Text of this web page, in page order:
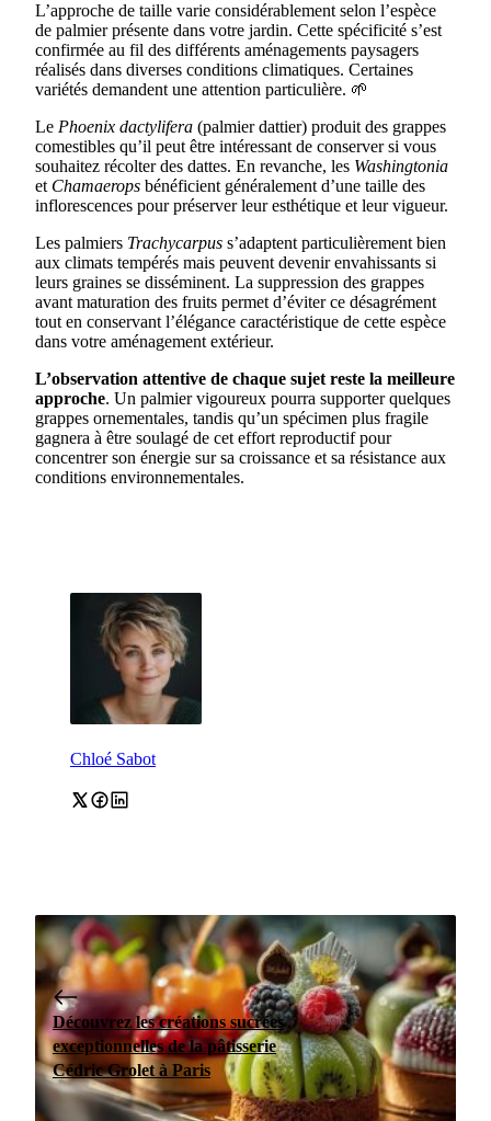
L’approche de taille varie considérablement selon l’espèce
de palmier présente dans votre jardin. Cette spécificité s’est
confirmée au fil des différents aménagements paysagers
réalisés dans diverses conditions climatiques. Certaines
variétés demandent une attention particulière. 🌱
Le Phoenix dactylifera (palmier dattier) produit des grappes
comestibles qu’il peut être intéressant de conserver si vous
souhaitez récolter des dattes. En revanche, les Washingtonia
et Chamaerops bénéficient généralement d’une taille des
inflorescences pour préserver leur esthétique et leur vigueur.
Les palmiers Trachycarpus s’adaptent particulièrement bien
aux climats tempérés mais peuvent devenir envahissants si
leurs graines se disséminent. La suppression des grappes
avant maturation des fruits permet d’éviter ce désagrément
tout en conservant l’élégance caractéristique de cette espèce
dans votre aménagement extérieur.
L’observation attentive de chaque sujet reste la meilleure
approche. Un palmier vigoureux pourra supporter quelques
grappes ornementales, tandis qu’un spécimen plus fragile
gagnera à être soulagé de cet effort reproductif pour
concentrer son énergie sur sa croissance et sa résistance aux
conditions environnementales.
Chloé Sabot
Découvrez les créations sucrées
exceptionnelles de la pâtisserie
Cédric Grolet à Paris